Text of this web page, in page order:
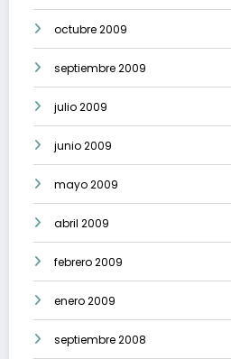
octubre 2009
septiembre 2009
julio 2009
junio 2009
mayo 2009
abril 2009
febrero 2009
enero 2009
septiembre 2008